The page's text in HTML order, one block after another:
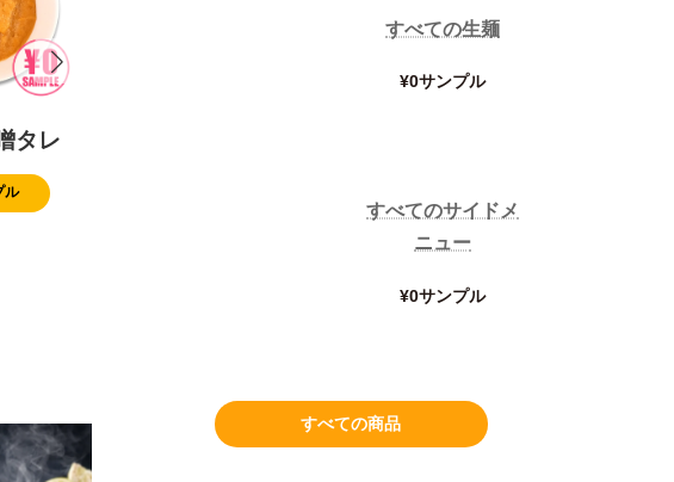
タレ
ル
すべての生麺
¥0サンプル
すべてのサイドメ
ニュー
¥0サンプル
すべての商品